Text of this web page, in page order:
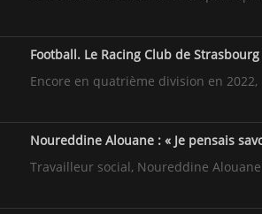
Football. Le Racing Club de
Encore en quatrième division en
Noureddine Alouane : « Je pensais
Travailleur social, Noureddine